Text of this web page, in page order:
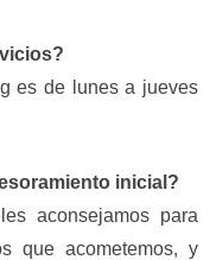
es de lunes a jueves
inicial?
aconsejamos para
que acometemos, y